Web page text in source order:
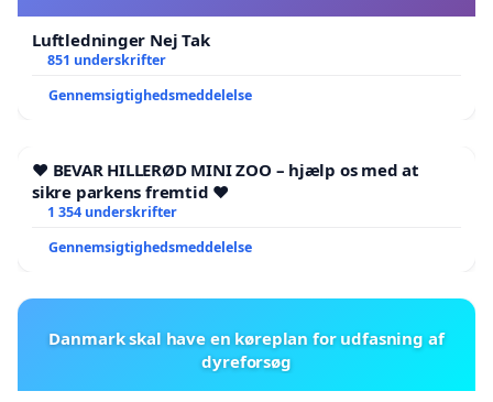
Luftledninger Nej Tak
851 underskrifter
Gennemsigtighedsmeddelelse
❤️ BEVAR HILLERØD MINI ZOO – hjælp os med at
sikre parkens fremtid ❤️
1 354 underskrifter
Gennemsigtighedsmeddelelse
Danmark skal have en køreplan for udfasning af
dyreforsøg